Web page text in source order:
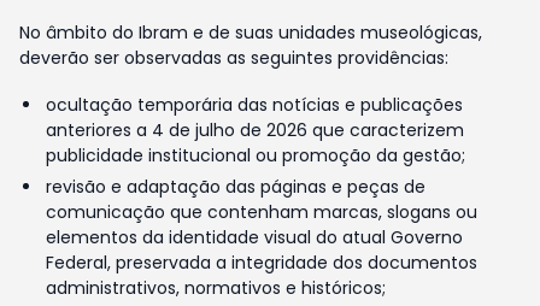
No âmbito do Ibram e de suas unidades museológicas,
deverão ser observadas as seguintes providências:
ocultação temporária das notícias e publicações
anteriores a 4 de julho de 2026 que caracterizem
publicidade institucional ou promoção da gestão;
revisão e adaptação das páginas e peças de
comunicação que contenham marcas, slogans ou
elementos da identidade visual do atual Governo
Federal, preservada a integridade dos documentos
administrativos, normativos e históricos;